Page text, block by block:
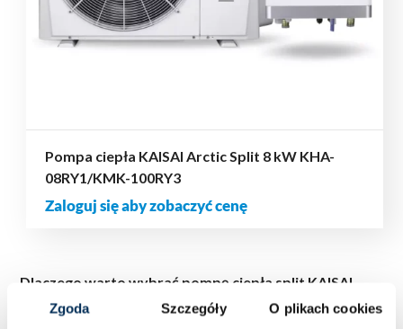
Zgoda Szczegóły O plikach cookies
Pompa ciepła KAISAI Arctic Split 8 kW KHA-
08RY1/KMK-100RY3
Zaloguj się aby zobaczyć cenę
Dlaczego warto wybrać pompę ciepła split KAISAI
Arctic?